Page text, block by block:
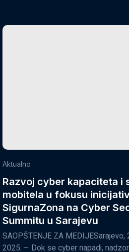
Aktualno
Razvoj cyber kapaciteta i
mobitela u fokusu
SigurnaZona na Cyber
Summitu u Sarajevu
SAOPŠTENJE ZA MEDIJESarajevo,
2025. – Dok se cyber napadi,